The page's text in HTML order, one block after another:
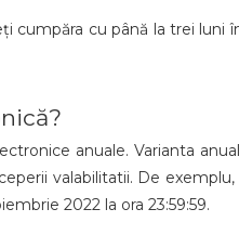
cu până la trei luni
anuale. Varianta
valabilitatii. De
2022 la ora 23:59:59.